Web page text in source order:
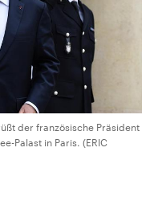
der französische Präsident
Palast in Paris. (ERIC